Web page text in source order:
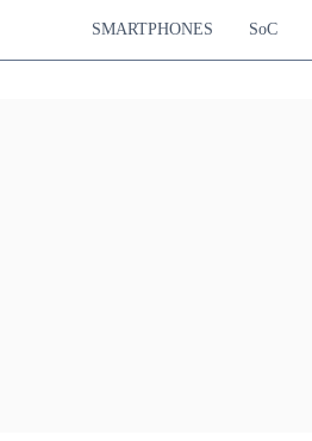
SMARTPHONES SoC